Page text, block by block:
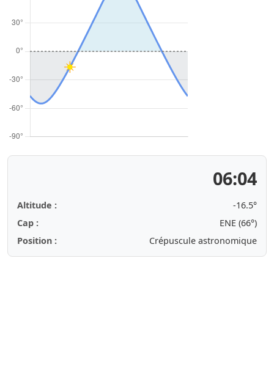
06:04
Altitude :
-16.5°
Cap :
ENE (67°)
Position :
Crépuscule astronomique